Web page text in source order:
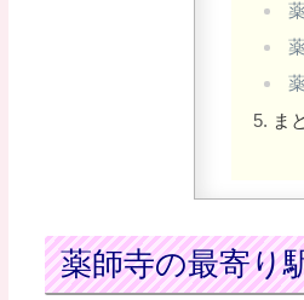
ま
薬師寺の最寄り